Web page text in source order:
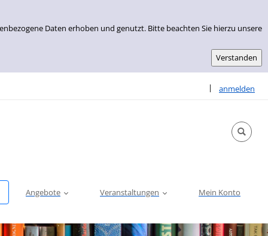
Daten erhoben und genutzt. Bitte beachten Sie hierzu unsere
| anmelden
Sprache
Angebote Veranstaltungen Mein Konto